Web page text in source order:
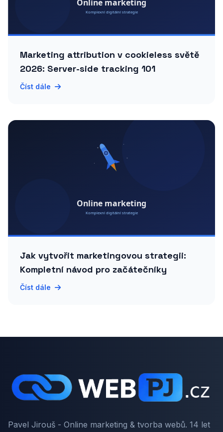
Marketing attribution v cookieless světě
2026: Server-side tracking 101
Číst dále
Jak vytvořit marketingovou strategii:
Kompletní návod pro začátečníky
Číst dále
Pavel Jirouš - Online marketing & tvorba webů. 14 let